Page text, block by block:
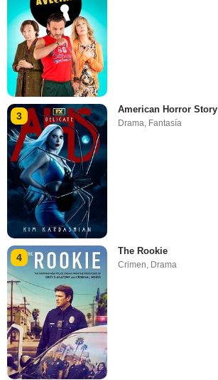
3
American Horror Story
Drama, Fantasía
4
The Rookie
Crimen Drama